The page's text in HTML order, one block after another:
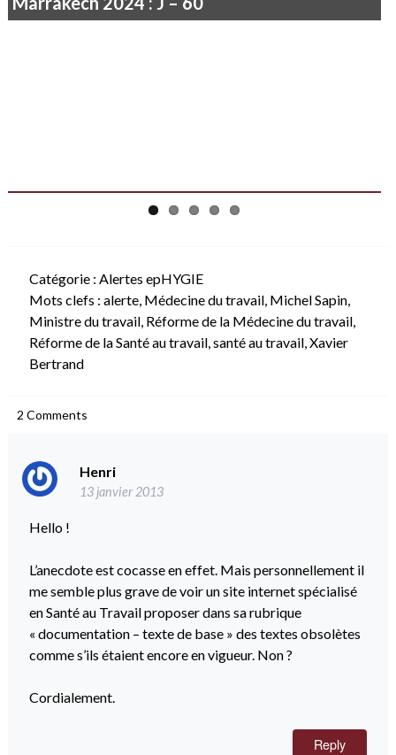
Catégorie : Alertes epHYGIE
Mots clefs : alerte, Médecine du travail, Michel Sapin,
Ministre du travail, Réforme de la Médecine du travail,
Réforme de la Santé au travail, santé au travail, Xavier
Bertrand
2 Comments
Henri
13 janvier 2013
Hello !
L’anecdote est cocasse en effet. Mais personnellement il
me semble plus grave de voir un site internet spécialisé
en Santé au Travail proposer dans sa rubrique
« documentation – texte de base » des textes obsolètes
comme s’ils étaient encore en vigueur. Non ?
Cordialement.
Reply